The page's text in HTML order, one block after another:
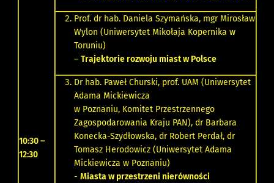
10:30 –
12:30
Prof. dr hab. Daniela Szymańska, mgr Mirosław
Wylon (Uniwersytet Mikołaja Kopernika w
Toruniu)
– Trajektorie rozwoju miast w Polsce
Dr hab. Paweł Churski, prof. UAM (Uniwersytet
Adama Mickiewicza
w Poznaniu, Komitet Przestrzennego
Zagospodarowania Kraju PAN), dr Barbara
Konecka-Szydłowska, dr Robert Perdał, dr
Tomasz Herodowicz (Uniwersytet Adama
Mickiewicza w Poznaniu)
- Miasta w przestrzeni nierówności